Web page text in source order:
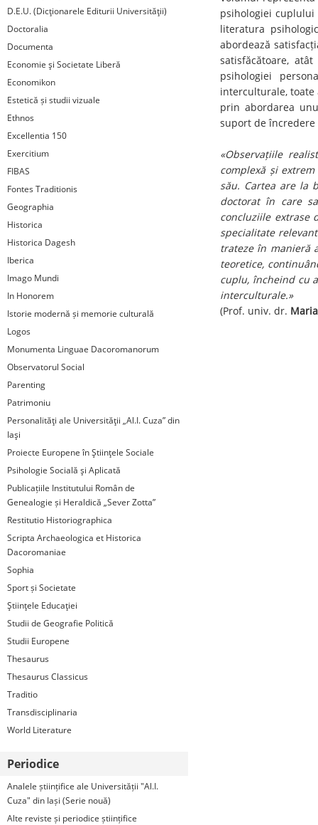
D.E.U. (Dicţionarele Editurii Universităţii)
Doctoralia
Documenta
Economie şi Societate Liberă
Economikon
Estetică și studii vizuale
Ethnos
Excellentia 150
Exercitium
FIBAS
Fontes Traditionis
Geographia
Historica
Historica Dagesh
Iberica
Imago Mundi
In Honorem
Istorie modernă și memorie culturală
Logos
Monumenta Linguae Dacoromanorum
Observatorul Social
Parenting
Patrimoniu
Personalităţi ale Universităţii „Al.I. Cuza” din
Iaşi
Proiecte Europene în Ştiinţele Sociale
Psihologie Socială şi Aplicată
Publicațiile Institutului Român de
Genealogie și Heraldică „Sever Zotta”
Restitutio Historiographica
Scripta Archaeologica et Historica
Dacoromaniae
Sophia
Sport și Societate
Ştiinţele Educaţiei
Studii de Geografie Politică
Studii Europene
Thesaurus
Thesaurus Classicus
Traditio
Transdisciplinaria
World Literature
Periodice
Analele științifice ale Universității "Al.I.
Cuza" din Iași (Serie nouă)
Alte reviste și periodice științifice
psihologiei
literatura
abordează
satisfăcătoare,
psihologiei
interculturale,
prin abordarea
suport de
«Observațiile
complexă și
său. Cartea are la
doctorat în care
concluziile extrase
specialitate
trateze în manieră
teoretice,
cuplu, încheind cu
interculturale.»
(Prof. univ. dr.